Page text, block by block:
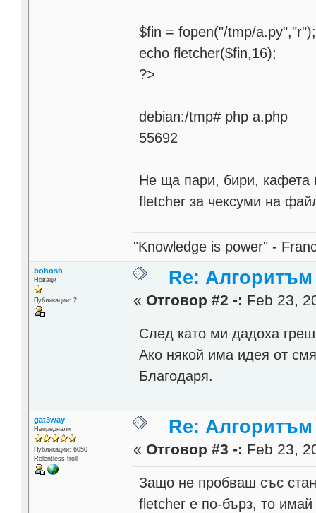
$fin = fopen("/tmp/a.py","r");
echo fletcher($fin,16);
?>
debian:/tmp# php a.php
55692
Не ща пари, бири, кафета
fletcher за чексуми на
"Knowledge is power" -
bohosh
Новаци
Публикации: 2
Re: Алгоритъм
« Отговор #2 -: Feb 23,
След като ми дадоха
Ако някой има идея от
Благодаря.
gat3way
Напреднали
Публикации: 6050
Relentless troll
Re: Алгоритъм
« Отговор #3 -: Feb 23,
Защо не пробваш със
fletcher е по-бърз, то